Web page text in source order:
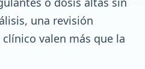
una revisión
valen más que la